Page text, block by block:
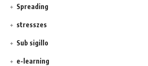
Spreading
stresszes
Sub sigillo
e-learning